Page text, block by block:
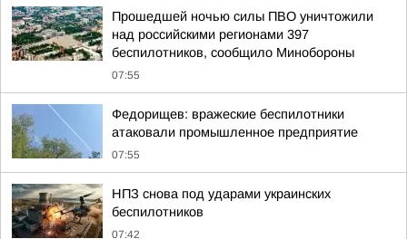
Прошедшей ночью силы ПВО уничтожили
над российскими регионами 397
беспилотников, сообщило Минобороны
07:55
Федорищев: вражеские беспилотники
атаковали промышленное предприятие
07:55
НПЗ снова под ударами украинских
беспилотников
07:42